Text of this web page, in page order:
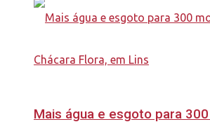
Mais água e esgoto para